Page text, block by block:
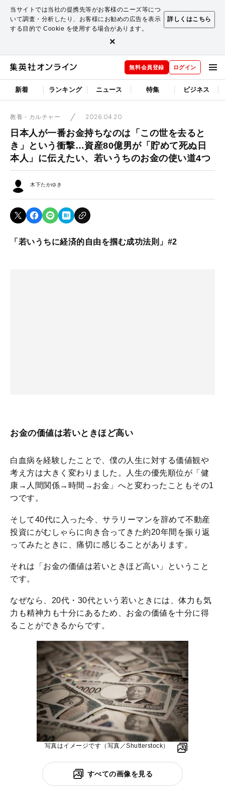
当サイトでは当社の提携先等がお客様のニーズ等につ
いて調査・分析したり、お客様にお勧めの広告を表示
する目的で Cookie を使用する場合があります。
詳しくはこちら
×
無料会員登録 ログイン
新着 ランキング ニュース 特集 ビジネス
教養・カルチャー 2026.04.20
日本人が一番お金持ちなのは「この世を去ると
き」という衝撃…資産80億男が「貯めて死ぬ日
本人」に伝えたい、若いうちのお金の使い道4つ
木下たかゆき
「若いうちに経済的自由を掴む成功法則」#2
お金の価値は若いときほど高い
白血病を経験したことで、僕の人生に対する価値観や
考え方は大きく変わりました。人生の優先順位が「健
康→人間関係→時間→お金」へと変わったこともその1
つです。
そして40代に入った今、サラリーマンを辞めて不動産
投資にがむしゃらに向き合ってきた約20年間を振り返
ってみたときに、痛切に感じることがあります。
それは「お金の価値は若いときほど高い」ということ
です。
なぜなら、20代・30代という若いときには、体力も気
力も精神力も十分にあるため、お金の価値を十分に得
ることができるからです。
写真はイメージです（写真／Shutterstock）
すべての画像を見る